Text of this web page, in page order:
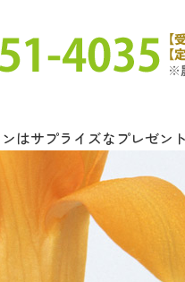
はサプライズなプレゼン